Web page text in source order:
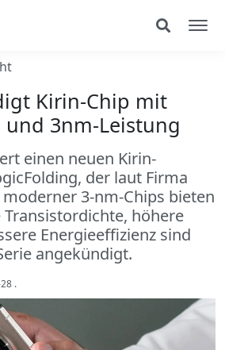
Kirin-Chip mit
und 3nm-Leistung
einen neuen Kirin-
der laut Firma
3-nm-Chips bieten
Transistordichte, höhere
Energieeffizienz sind
angekündigt.
.